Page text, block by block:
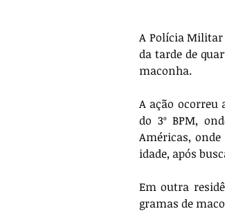
A Polícia Militar
da tarde de
maconha.
A ação ocorreu
do 3º BPM,
Américas,
idade, após
Em outra
gramas de